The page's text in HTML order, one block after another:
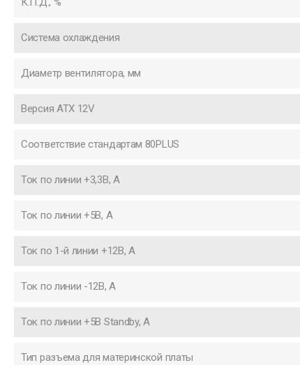
Система охлаждения
Диаметр вентилятора, мм
Версия ATX 12V
Соответствие стандартам 80PLUS
Ток по линии +3,3В, А
Ток по линии +5В, А
Ток по 1-й линии +12В, А
Ток по линии -12В, А
Ток по линии +5В Standby, А
Тип разъема для материнской платы